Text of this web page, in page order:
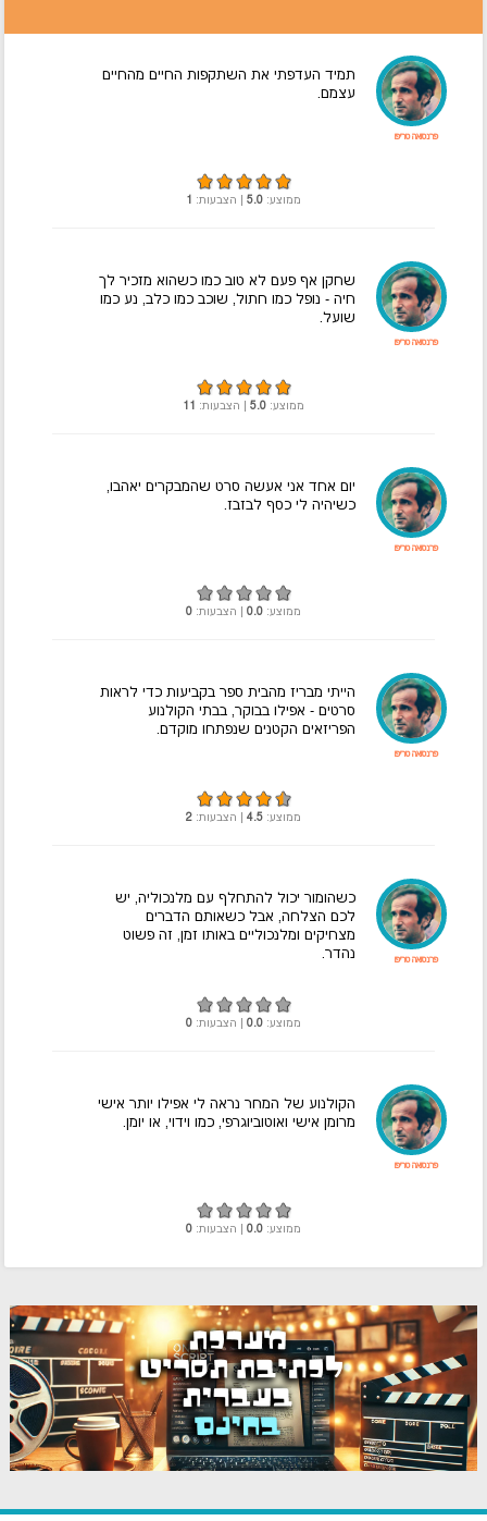
פרנסואה טריפו
תמיד העדפתי את השתקפות החיים מהחיים
עצמם.
ממוצע: 5.0 | הצבעות: 1
פרנסואה טריפו
שחקן אף פעם לא טוב כמו כשהוא מזכיר לך
חיה - נופל כמו חתול, שוכב כמו כלב, נע כמו
שועל.
ממוצע: 5.0 | הצבעות: 11
פרנסואה טריפו
יום אחד אני אעשה סרט שהמבקרים יאהבו,
כשיהיה לי כסף לבזבז.
ממוצע: 0.0 | הצבעות: 0
פרנסואה טריפו
הייתי מבריז מהבית ספר בקביעות כדי לראות
סרטים - אפילו בבוקר, בבתי הקולנוע
הפריזאים הקטנים שנפתחו מוקדם.
ממוצע: 4.5 | הצבעות: 2
פרנסואה טריפו
כשהומור יכול להתחלף עם מלנכוליה, יש
לכם הצלחה, אבל כשאותם הדברים
מצחיקים ומלנכוליים באותו זמן, זה פשוט
נהדר.
ממוצע: 0.0 | הצבעות: 0
פרנסואה טריפו
הקולנוע של המחר נראה לי אפילו יותר אישי
מרומן אישי ואוטוביוגרפי, כמו וידוי, או יומן.
ממוצע: 0.0 | הצבעות: 0